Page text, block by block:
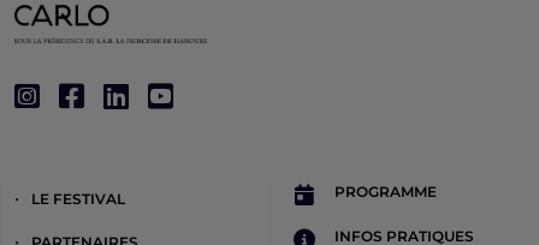
LE FESTIVAL PROGRAMME
INFOS PRATIQUES